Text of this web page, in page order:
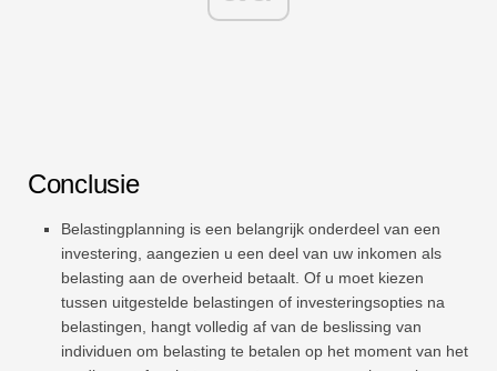
Conclusie
Belastingplanning is een belangrijk onderdeel van een
investering, aangezien u een deel van uw inkomen als
belasting aan de overheid betaalt. Of u moet kiezen
tussen uitgestelde belastingen of investeringsopties na
belastingen, hangt volledig af van de beslissing van
individuen om belasting te betalen op het moment van het